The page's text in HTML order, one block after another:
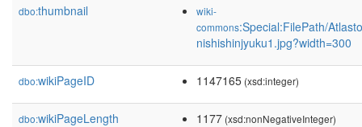
dbo:thumbnail
wiki-
commons:Special:FilePath/
nishishinjyuku1.jpg?width=300
dbo:wikiPageID 1147165 (xsd:integer)
dbo:wikiPageLength 1177 (xsd:nonNegativeInteger)